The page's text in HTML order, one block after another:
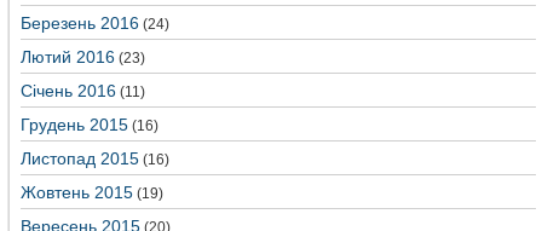
Березень 2016 (24)
Лютий 2016 (23)
Січень 2016 (11)
Грудень 2015 (16)
Листопад 2015 (16)
Жовтень 2015 (19)
Вересень 2015 (20)